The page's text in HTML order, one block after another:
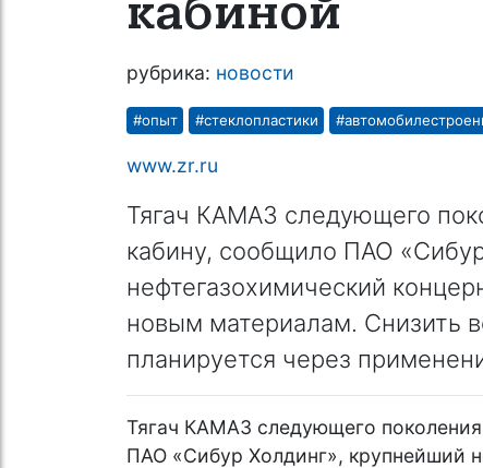
кабиной
рубрика: новости
#опыт #стеклопластики
www.zr.ru
Тягач КАМАЗ следующего
кабину, сообщило ПАО
нефтегазохимический
новым материалам. Снизить
планируется через
Тягач КАМАЗ следующего
ПАО «Сибур Холдинг», крупнейший